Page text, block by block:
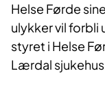
Helse Førde
ulykker vil forbli
styret i Helse
Lærdal